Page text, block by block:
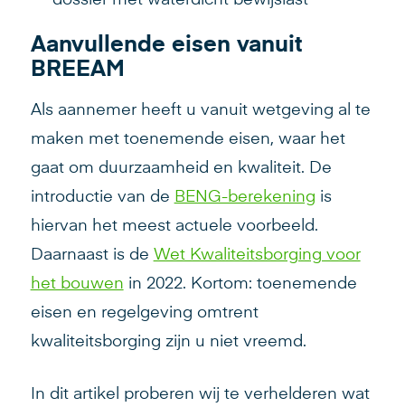
Aanvullende eisen vanuit
BREEAM
Als aannemer heeft u vanuit wetgeving al te
maken met toenemende eisen, waar het
gaat om duurzaamheid en kwaliteit. De
introductie van de BENG-berekening is
hiervan het meest actuele voorbeeld.
Daarnaast is de Wet Kwaliteitsborging voor
het bouwen in 2022. Kortom: toenemende
eisen en regelgeving omtrent
kwaliteitsborging zijn u niet vreemd.
In dit artikel proberen wij te verhelderen wat